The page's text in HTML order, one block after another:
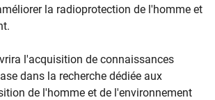
la radioprotection de l'homme et
l'acquisition de connaissances
dans la recherche dédiée aux
de l'homme et de l'environnement